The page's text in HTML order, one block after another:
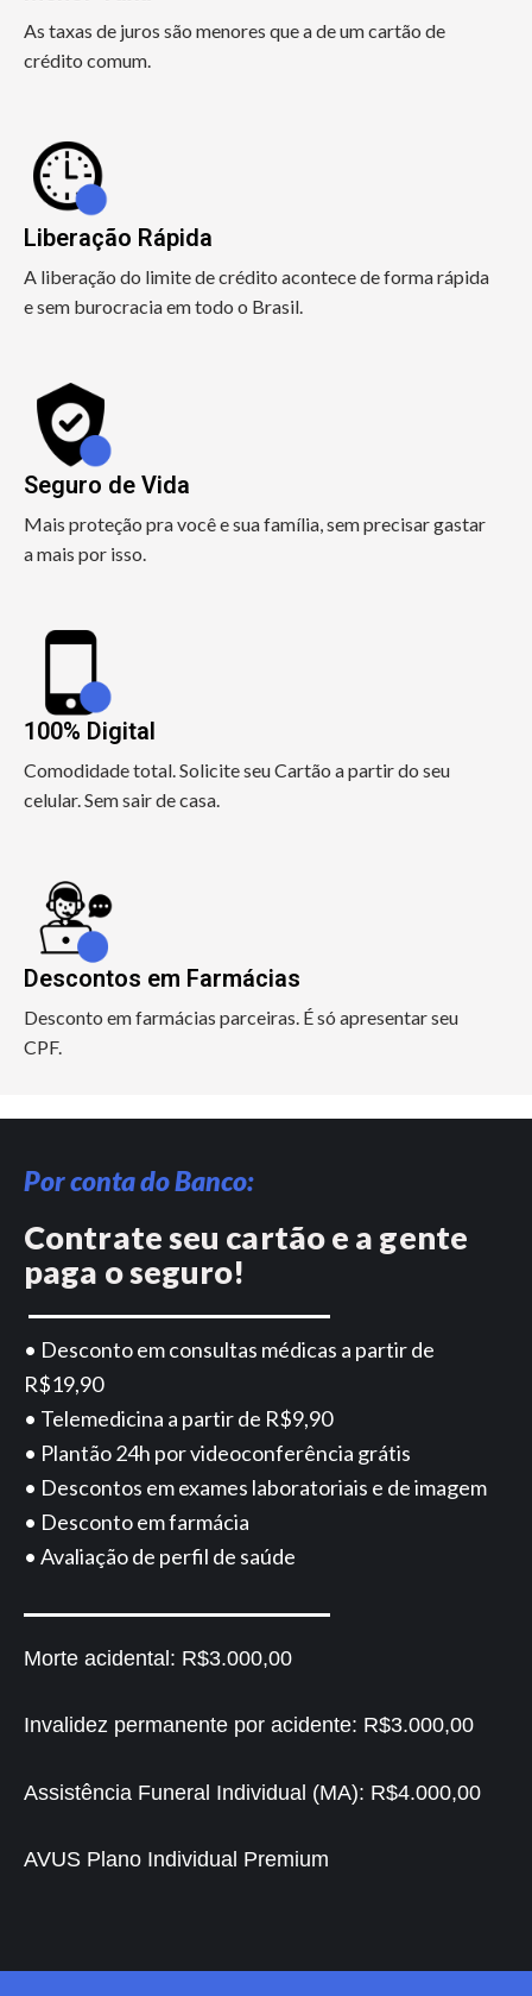
As taxas de juros são menores que a de um cartão de
crédito comum.
Liberação Rápida
A liberação do limite de crédito acontece de forma rápida
e sem burocracia em todo o Brasil.
Seguro de Vida
Mais proteção pra você e sua família, sem precisar gastar
a mais por isso.
100% Digital
Comodidade total. Solicite seu Cartão a partir do seu
celular. Sem sair de casa.
Descontos em Farmácias
Desconto em farmácias parceiras. É só apresentar seu
CPF.
Por conta do Banco:
Contrate seu cartão e a gente
paga o seguro!
• Desconto em consultas médicas a partir de
R$19,90
• Telemedicina a partir de R$9,90
• Plantão 24h por videoconferência grátis
• Descontos em exames laboratoriais e de imagem
• Desconto em farmácia
• Avaliação de perfil de saúde
Morte acidental: R$3.000,00
Invalidez permanente por acidente: R$3.000,00
Assistência Funeral Individual (MA): R$4.000,00
AVUS Plano Individual Premium